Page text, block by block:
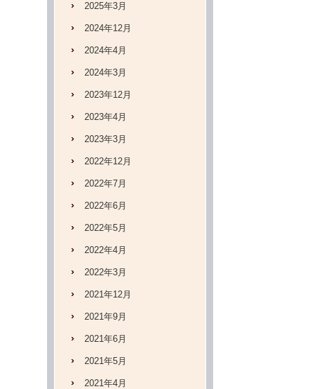
2025年3月
2024年12月
2024年4月
2024年3月
2023年12月
2023年4月
2023年3月
2022年12月
2022年7月
2022年6月
2022年5月
2022年4月
2022年3月
2021年12月
2021年9月
2021年6月
2021年5月
2021年4月